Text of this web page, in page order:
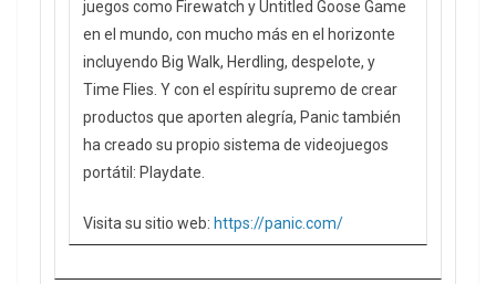
juegos como Firewatch y Untitled Goose Game
en el mundo, con mucho más en el horizonte
incluyendo Big Walk, Herdling, despelote, y
Time Flies. Y con el espíritu supremo de crear
productos que aporten alegría, Panic también
ha creado su propio sistema de videojuegos
portátil: Playdate.
Visita su sitio web: https://panic.com/